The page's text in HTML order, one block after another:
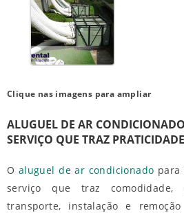
Clique nas imagens para ampliar
ALUGUEL DE AR
SERVIÇO QUE TRAZ PRATICIDADE
O aluguel de ar condicionado para
serviço que traz
transporte, instalação e